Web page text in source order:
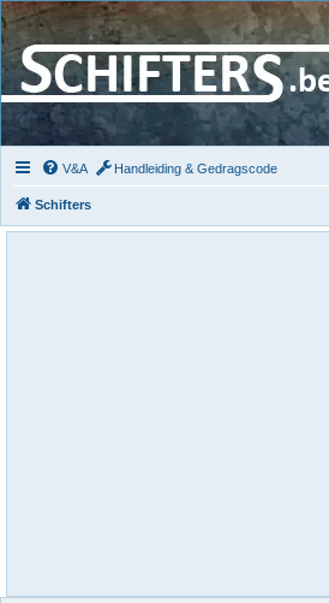
V&A Handleiding & Gedragscode
Schifters